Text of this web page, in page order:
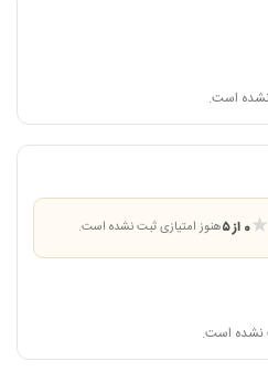
و سالم برای تهیه وعده‌های غذایی گرم
و کاربرد آسان، تجربه آشپزی را لذت‌بخش و
و پنینی ساز با بهترین کیفیت و قیمت
بهترین گزینه برای خود از طریق شماره
02122220282
📞
است.
★0 از ۵ هنوز امتیازی ثبت نشده است.
نشده است.